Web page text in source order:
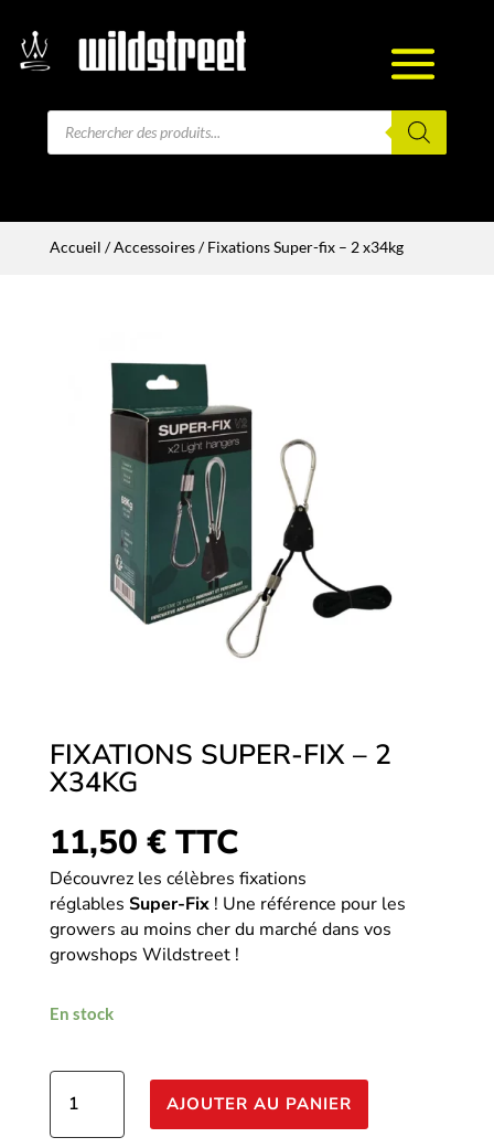
Recherche
Accueil /Accessoires/ Fixations Super-fix – 2 x34kg
FIXATIONS SUPER-FIX – 2
X34KG
11,50 € TTC
Découvrez les célèbres fixations
réglables Super-Fix! Une référence pour les
growers au moins cher du marché dans vos
growshops Wildstreet !
En stock
quantité
Fixations
AJOUTER AU PANIER